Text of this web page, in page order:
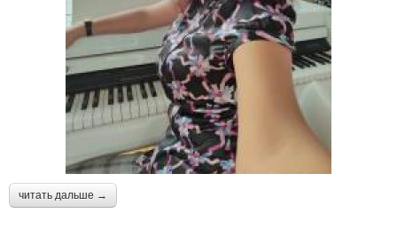
читать дальше →